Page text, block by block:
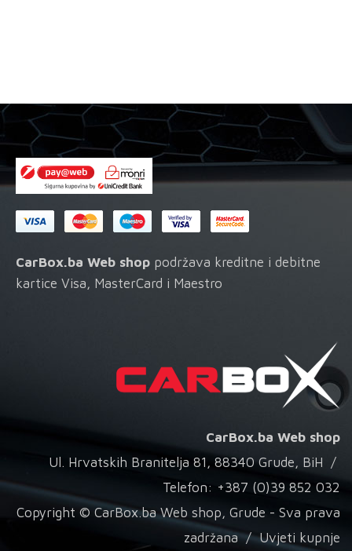
CarBox.ba Web shop podržava kreditne i debitne
kartice Visa, MasterCard i Maestro
CarBox.ba Web shop
Ul. Hrvatskih Branitelja 81, 88340 Grude, BiH /
Telefon: +387 (0)39 852 032
Copyright © CarBox.ba Web shop, Grude - Sva prava
zadržana /Uvjeti kupnje